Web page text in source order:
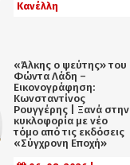
Κανέλλη
«Άλκης ο ψεύτης» του
Φώντα Λάδη –
Εικονογράφηση:
Κωνσταντίνος
Ρουγγέρης | Ξανά στην
κυκλοφορία με νέο
τόμο από τις εκδόσεις
«Σύγχρονη Εποχή»